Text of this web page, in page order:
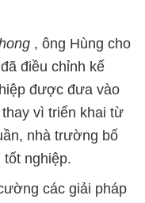
, ông Hùng cho
điều chỉnh kế
được đưa vào
vì triển khai từ
nhà trường bố
nghiệp.
các giải pháp